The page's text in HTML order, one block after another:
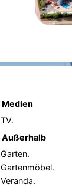
Medien
TV.
Außerhalb
Garten.
Gartenmöbel.
Veranda.